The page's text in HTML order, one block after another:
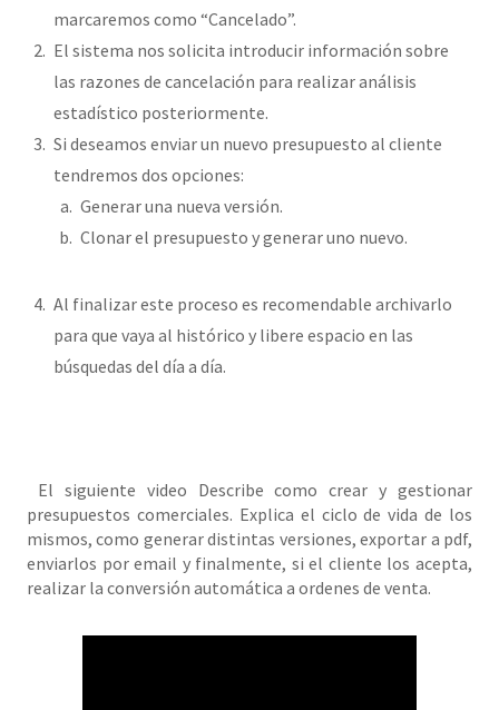
marcaremos como “Cancelado”.
El sistema nos solicita introducir información sobre
las razones de cancelación para realizar análisis
estadístico posteriormente.
Si deseamos enviar un nuevo presupuesto al cliente
tendremos dos opciones:
Generar una nueva versión.
Clonar el presupuesto y generar uno nuevo.
Al finalizar este proceso es recomendable archivarlo
para que vaya al histórico y libere espacio en las
búsquedas del día a día.
El siguiente video Describe como crear y gestionar
presupuestos comerciales. Explica el ciclo de vida de los
mismos, como generar distintas versiones, exportar a pdf,
enviarlos por email y finalmente, si el cliente los acepta,
realizar la conversión automática a ordenes de venta.